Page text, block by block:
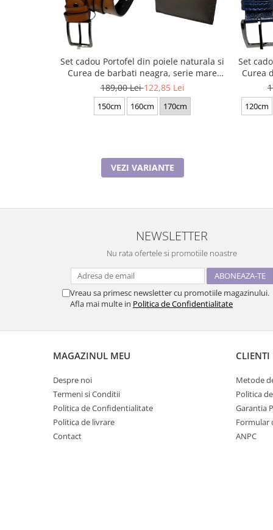
Set cadou Portofel din poiele naturala si
Curea de barbati neagra, serie mare
battal, A702-4.M_1123
189,00 Lei122,85 Lei
150cm 160cm 170cm
VEZI VARIANTE
Set
Curea
120cm
NEWSLETTER
Nu rata ofertele si promotiile noastre
Vreau sa primesc newsletter cu promotiile magazinului.
Afla mai multe in Politica de Confidentialitate
MAGAZINUL MEU
Despre noi
Termeni si Conditii
Politica de Confidentialitate
Politica de livrare
Contact
CLIENTI
Metode
Politica
Garantia
Formular
ANPC